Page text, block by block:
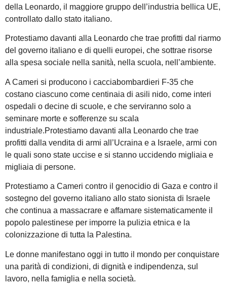
della Leonardo, il maggiore gruppo dell’industria bellica UE,
controllato dallo stato italiano.
Protestiamo davanti alla Leonardo che trae profitti dal riarmo
del governo italiano e di quelli europei, che sottrae risorse
alla spesa sociale nella sanità, nella scuola, nell’ambiente.
A Cameri si producono i cacciabombardieri F-35 che
costano ciascuno come centinaia di asili nido, come interi
ospedali o decine di scuole, e che serviranno solo a
seminare morte e sofferenze su scala
industriale.Protestiamo davanti alla Leonardo che trae
profitti dalla vendita di armi all’Ucraina e a Israele, armi con
le quali sono state uccise e si stanno uccidendo migliaia e
migliaia di persone.
Protestiamo a Cameri contro il genocidio di Gaza e contro il
sostegno del governo italiano allo stato sionista di Israele
che continua a massacrare e affamare sistematicamente il
popolo palestinese per imporre la pulizia etnica e la
colonizzazione di tutta la Palestina.
Le donne manifestano oggi in tutto il mondo per conquistare
una parità di condizioni, di dignità e indipendenza, sul
lavoro, nella famiglia e nella società.